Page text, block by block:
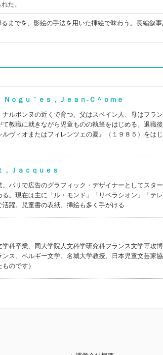
た。
までを、影絵の手法を用いた挿絵で味わう。長編叙
ｇｕ｀ｅｓ，Ｊｅａｎ‐Ｃ＾ｏｍｅ
ルボンヌの近くで育つ。父はスペイン人、母はフラ
教職に就きながら児童ものの執筆をはじめる。退職
ヴィオまたはフィレンツェの夏』（１９８５）をは
Ｊａｃｑｕｅｓ
パリで広告のグラフィック・デザイナーとしてスタ
。現在は主に「ル・モンド」「リベラシオン」「テ
躍。児童書の表紙、挿絵も多く手がける
科卒業、同大学院人文科学研究科フランス文学専攻
ス、ベルギー文学。名城大学教授。日本児童文芸家
のです）